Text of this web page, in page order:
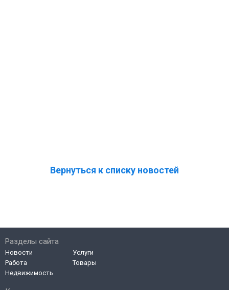
Вернуться к списку новостей
Разделы сайта
Новости
Работа
Недвижимость
Услуги
Товары